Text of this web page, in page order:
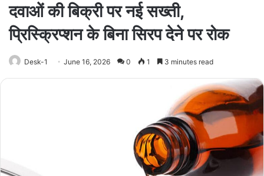
दवाओं की बिक्री पर नई सख्ती,
प्रिस्क्रिप्शन के बिना सिरप देने पर रोक
Desk-1 June 16, 2026 0 1 3 minutes read